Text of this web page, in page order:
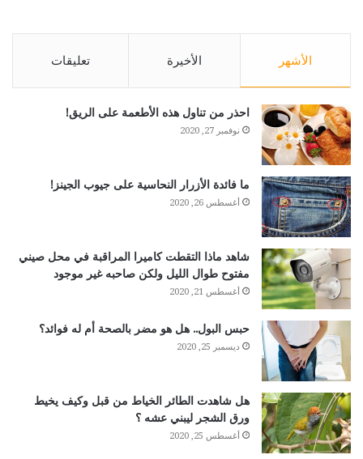
الأشهر الأخيرة تعليقات
احذر من تناول هذه الأطعمة على الريق!
نوفمبر 27, 2020
ما فائدة الأزرار النحاسية على جيوب الجينز!
أغسطس 26, 2020
شاهد ماذا التقطت كاميرا المراقبة في محل صيني
مفتوح طوال الليل ولكن صاحبه غير موجود
أغسطس 21, 2020
حبس البول.. هل هو مضر بالصحة أم له فوائد؟
ديسمبر 25, 2020
هل شاهدت الطائر الخياط من قبل وكيف يخيط
ورق الشجر ليبني عشه ؟
أغسطس 25, 2020